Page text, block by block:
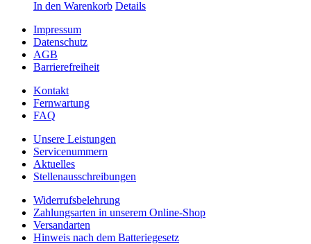
In den Warenkorb Details
Impressum
Datenschutz
AGB
Barrierefreiheit
Kontakt
Fernwartung
FAQ
Unsere Leistungen
Servicenummern
Aktuelles
Stellenausschreibungen
Widerrufsbelehrung
Zahlungsarten in unserem Online-Shop
Versandarten
Hinweis nach dem Batteriegesetz